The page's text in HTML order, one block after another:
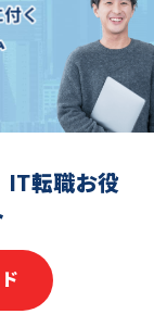
IT転職お役